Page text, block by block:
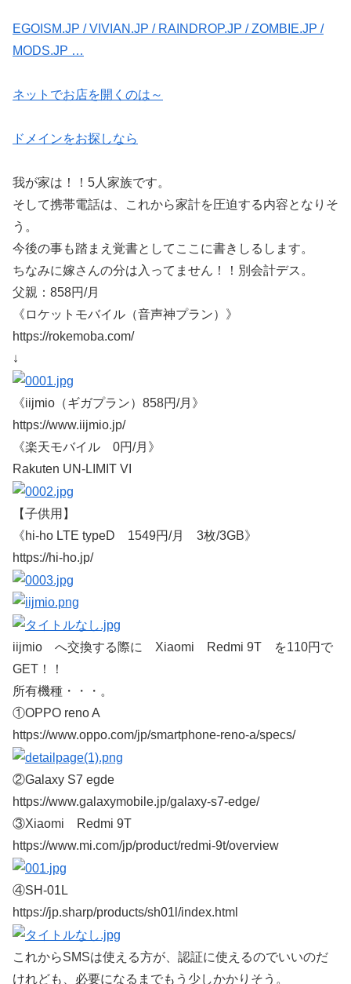
EGOISM.JP / VIVIAN.JP / RAINDROP.JP / ZOMBIE.JP /
MODS.JP …
ネットでお店を開くのは～
ドメインをお探しなら
我が家は！！5人家族です。
そして携帯電話は、これから家計を圧迫する内容となりそ
う。
今後の事も踏まえ覚書としてここに書きしるします。
ちなみに嫁さんの分は入ってません！！別会計デス。
父親：858円/月
《ロケットモバイル（音声神プラン）》
https://rokemoba.com/
↓
《iijmio（ギガプラン）858円/月》
https://www.iijmio.jp/
《楽天モバイル 0円/月》
Rakuten UN-LIMIT VI
【子供用】
《hi-ho LTE typeD 1549円/月 3枚/3GB》
https://hi-ho.jp/
iijmio へ交換する際に Xiaomi Redmi 9T を110円で
GET！！
所有機種・・・。
①OPPO reno A
https://www.oppo.com/jp/smartphone-reno-a/specs/
②Galaxy S7 egde
https://www.galaxymobile.jp/galaxy-s7-edge/
③Xiaomi Redmi 9T
https://www.mi.com/jp/product/redmi-9t/overview
④SH-01L
https://jp.sharp/products/sh01l/index.html
これからSMSは使える方が、認証に使えるのでいいのだ
けれども、必要になるまでもう少しかかりそう。